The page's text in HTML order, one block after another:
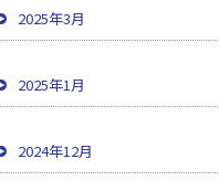
2025年3月
2025年1月
2024年12月